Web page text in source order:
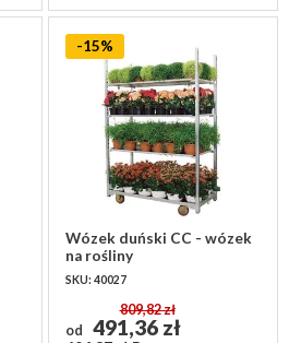
-15%
Wózek duński CC - wózek
na rośliny
1350x565x1900mm
SKU: 40027
od
809,82 zł
491,36 zł